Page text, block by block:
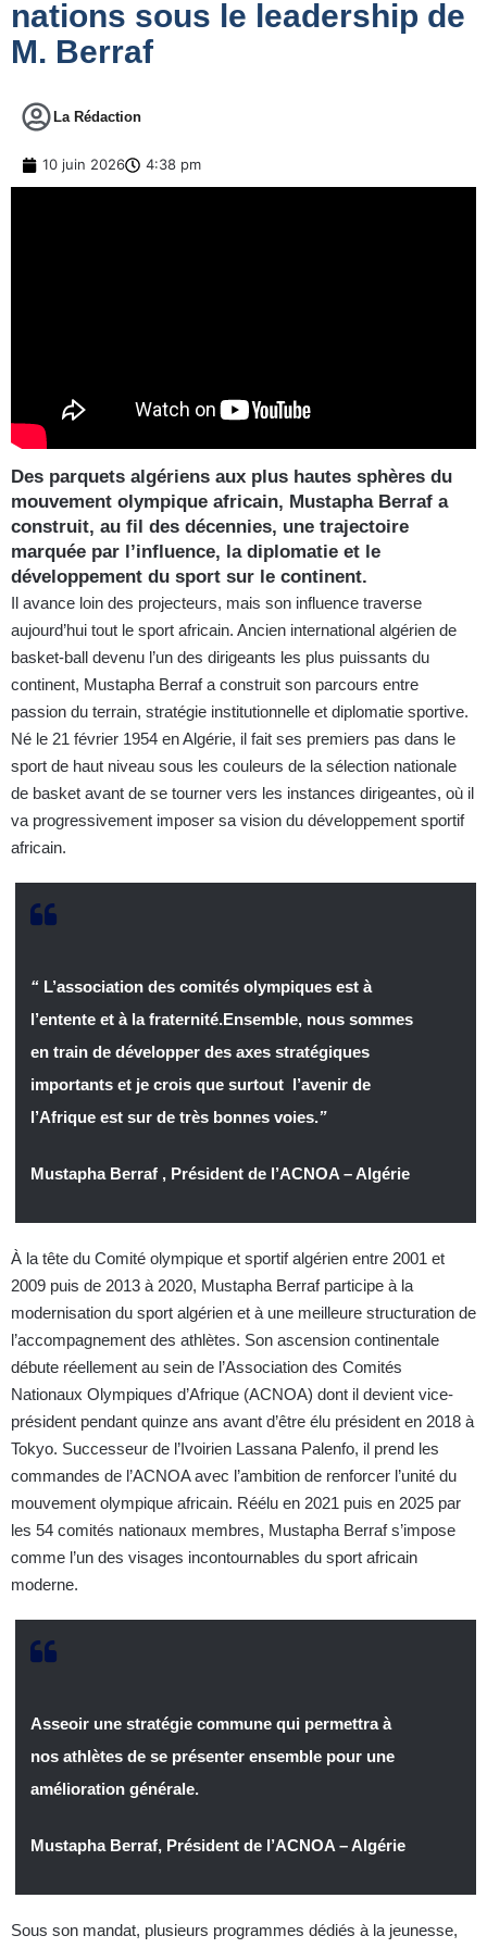
nations sous le leadership de
M. Berraf
La Rédaction
10 juin 2026 4:38 pm
Des parquets algériens aux plus hautes sphères du
mouvement olympique africain, Mustapha Berraf a
construit, au fil des décennies, une trajectoire
marquée par l’influence, la diplomatie et le
développement du sport sur le continent.
Il avance loin des projecteurs, mais son influence traverse
aujourd’hui tout le sport africain. Ancien international algérien de
basket-ball devenu l’un des dirigeants les plus puissants du
continent, Mustapha Berraf a construit son parcours entre
passion du terrain, stratégie institutionnelle et diplomatie sportive.
Né le 21 février 1954 en Algérie, il fait ses premiers pas dans le
sport de haut niveau sous les couleurs de la sélection nationale
de basket avant de se tourner vers les instances dirigeantes, où il
va progressivement imposer sa vision du développement sportif
africain.
“ L’association des comités olympiques est à
l’entente et à la fraternité.Ensemble, nous sommes
en train de développer des axes stratégiques
importants et je crois que surtout l’avenir de
l’Afrique est sur de très bonnes voies.”
Mustapha Berraf , Président de l’ACNOA – Algérie
À la tête du Comité olympique et sportif algérien entre 2001 et
2009 puis de 2013 à 2020, Mustapha Berraf participe à la
modernisation du sport algérien et à une meilleure structuration de
l’accompagnement des athlètes. Son ascension continentale
débute réellement au sein de l’Association des Comités
Nationaux Olympiques d’Afrique (ACNOA) dont il devient vice-
président pendant quinze ans avant d’être élu président en 2018 à
Tokyo. Successeur de l’Ivoirien Lassana Palenfo, il prend les
commandes de l’ACNOA avec l’ambition de renforcer l’unité du
mouvement olympique africain. Réélu en 2021 puis en 2025 par
les 54 comités nationaux membres, Mustapha Berraf s’impose
comme l’un des visages incontournables du sport africain
moderne.
Asseoir une stratégie commune qui permettra à
nos athlètes de se présenter ensemble pour une
amélioration générale.
Mustapha Berraf, Président de l’ACNOA – Algérie
Sous son mandat, plusieurs programmes dédiés à la jeunesse,